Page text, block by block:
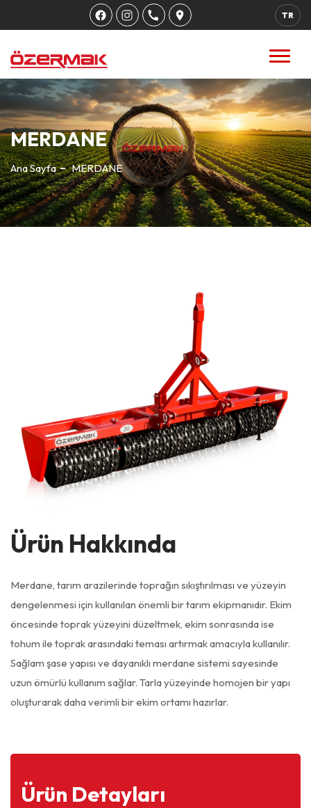
TR
MERDANE
Ana Sayfa MERDANE
Ürün Hakkında
Merdane, tarım arazilerinde toprağın sıkıştırılması ve yüzeyin
dengelenmesi için kullanılan önemli bir tarım ekipmanıdır. Ekim
öncesinde toprak yüzeyini düzeltmek, ekim sonrasında ise
tohum ile toprak arasındaki teması artırmak amacıyla kullanılır.
Sağlam şase yapısı ve dayanıklı merdane sistemi sayesinde
uzun ömürlü kullanım sağlar. Tarla yüzeyinde homojen bir yapı
oluşturarak daha verimli bir ekim ortamı hazırlar.
Ürün Detayları